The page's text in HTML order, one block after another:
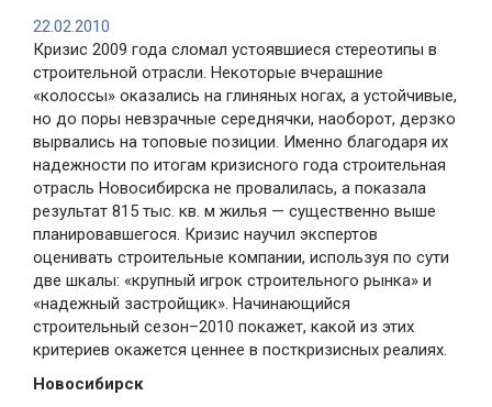
22.02.2010
Кризис 2009 года сломал устоявшиеся стереотипы в
строительной отрасли. Некоторые вчерашние
«колоссы» оказались на глиняных ногах, а устойчивые,
но до поры невзрачные середнячки, наоборот, дерзко
вырвались на топовые позиции. Именно благодаря их
надежности по итогам кризисного года строительная
отрасль Новосибирска не провалилась, а показала
результат 815 тыс. кв. м жилья — существенно выше
планировавшегося. Кризис научил экспертов
оценивать строительные компании, используя по сути
две шкалы: «крупный игрок строительного рынка» и
«надежный застройщик». Начинающийся
строительный сезон–2010 покажет, какой из этих
критериев окажется ценнее в посткризисных реалиях.
Новосибирск